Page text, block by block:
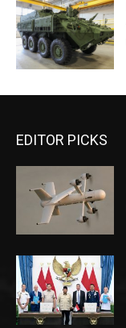
EDITOR PICKS